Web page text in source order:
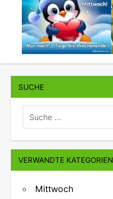
SUCHE
suche:
VERWANDTE KATEGORIEN
Mittwoch